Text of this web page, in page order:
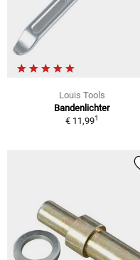
Louis Tools
Bandenlichter
€ 11,991